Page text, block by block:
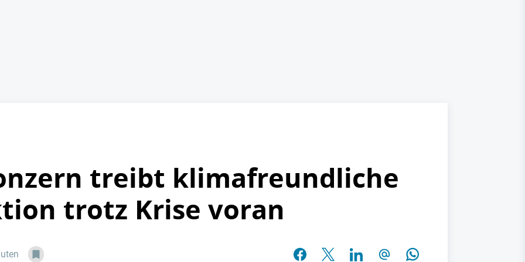
treibt klimafreundliche
trotz Krise voran